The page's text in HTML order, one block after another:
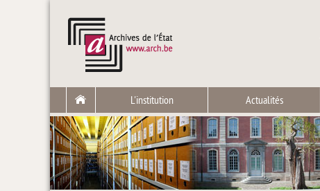
L'institution Actualités